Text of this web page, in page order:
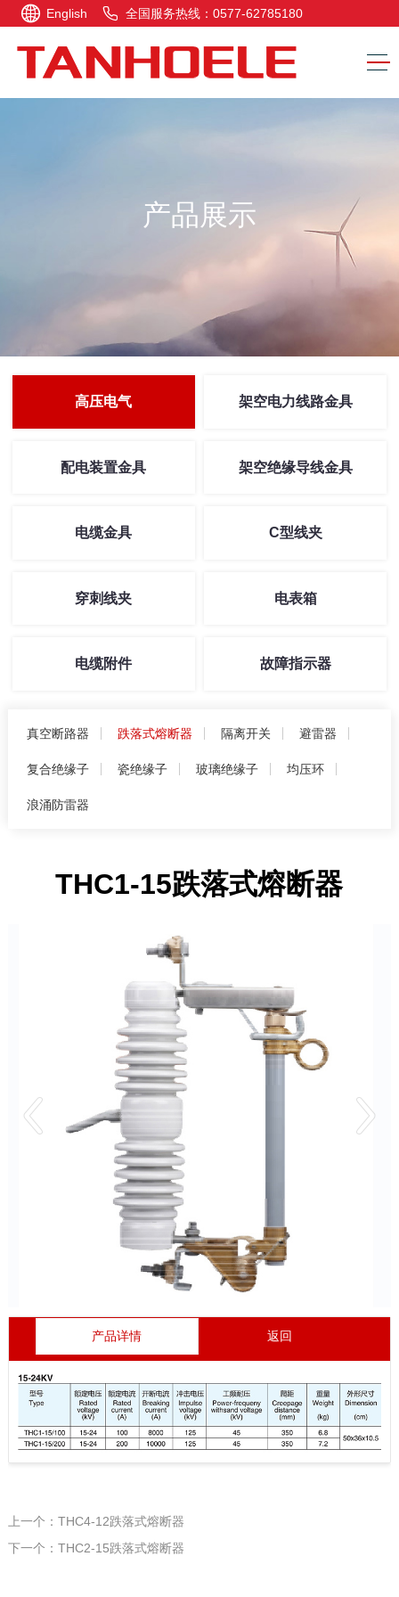
English 全国服务热线：0577-62785180
产品展示
高压电气 架空电力线路金具
配电装置金具 架空绝缘导线金具
电缆金具 C型线夹
穿刺线夹 电表箱
电缆附件 故障指示器
真空断路器 跌落式熔断器 隔离开关 避雷器
复合绝缘子 瓷绝缘子 玻璃绝缘子 均压环
浪涌防雷器
THC1-15跌落式熔断器
产品详情 返回
上一个：THC4-12跌落式熔断器
下一个：THC2-15跌落式熔断器